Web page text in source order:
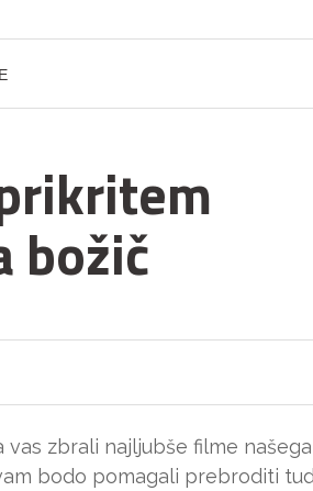
božič
vas zbrali najljubše filme našega
bodo pomagali prebroditi